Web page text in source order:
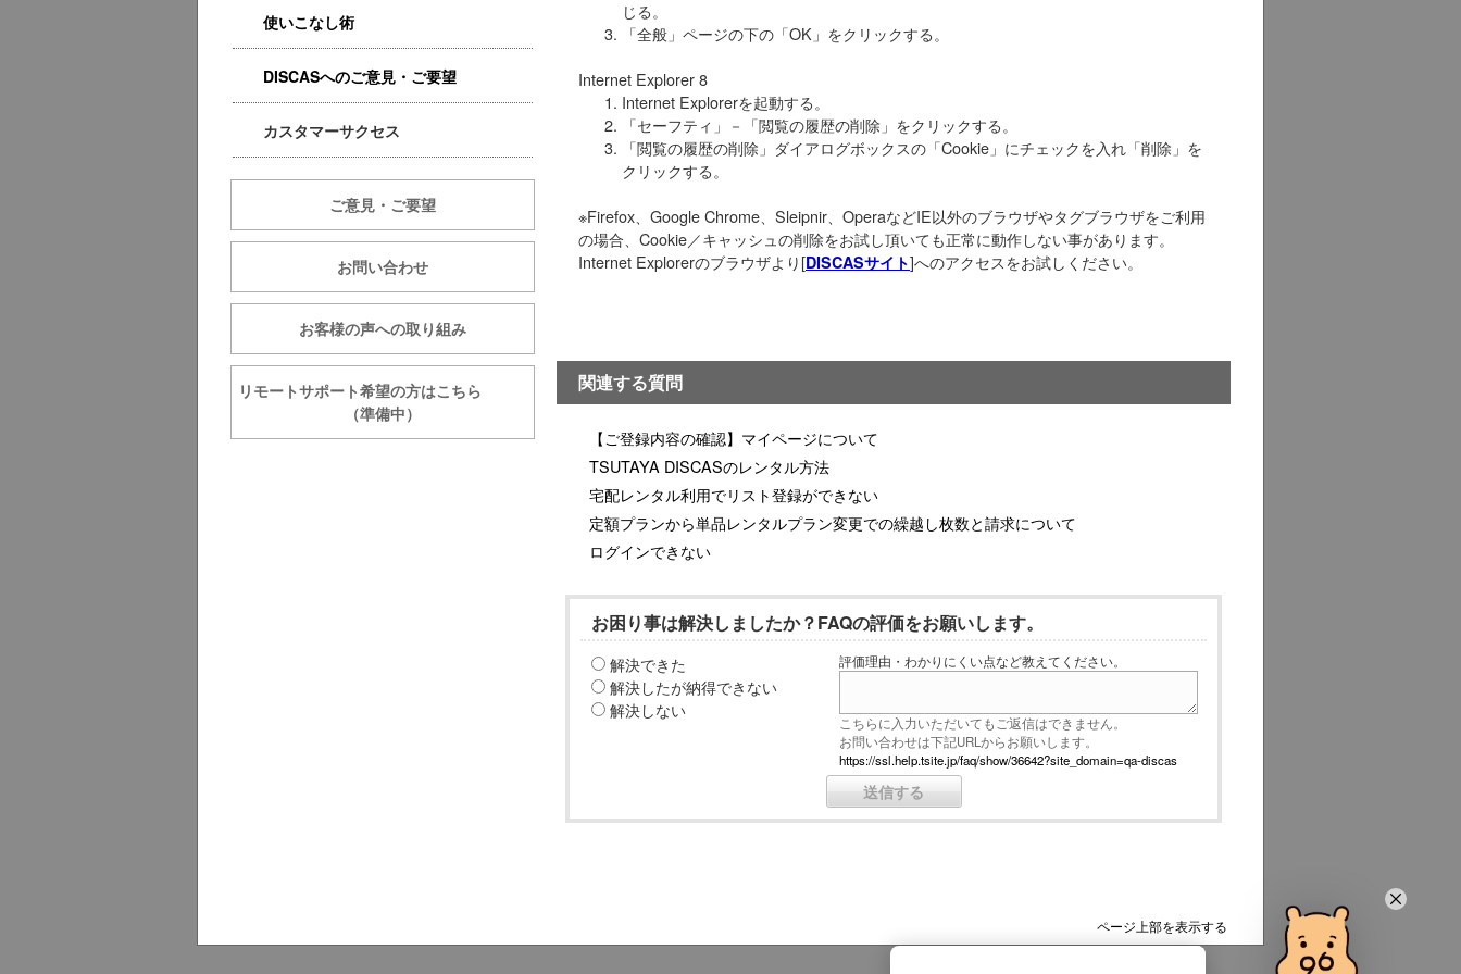
使いこなし術
DISCASへのご意見・ご要望
カスタマーサクセス
ご意見・ご要望
お問い合わせ
お客様の声への取り組み
リモートサポート希望の方はこちら
（準備中）
じる。
「全般」ページの下の「OK」をクリックする。
Internet Explorer 8
Internet Explorerを起動する。
「セーフティ」－「閲覧の履歴の削除」をクリックする。
「閲覧の履歴の削除」ダイアログボックスの「Cookie」にチェックを入れ「削除」を
クリックする。
※Firefox、Google Chrome、Sleipnir、OperaなどIE以外のブラウザやタグブラウザをご利用
の場合、Cookie／キャッシュの削除をお試し頂いても正常に動作しない事があります。
Internet Explorerのブラウザより[DISCASサイト]へのアクセスをお試しください。
関連する質問
【ご登録内容の確認】マイページについて
TSUTAYA DISCASのレンタル方法
宅配レンタル利用でリスト登録ができない
定額プランから単品レンタルプラン変更での繰越し枚数と請求について
ログインできない
お困り事は解決しましたか？FAQの評価をお願いします。
解決できた
解決したが納得できない
解決しない
評価理由・わかりにくい点など教えてください。
こちらに入力いただいてもご返信はできません。
お問い合わせは下記URLからお願いします。
https://ssl.help.tsite.jp/faq/show/36642?site_domain=qa-discas
ページ上部を表示する